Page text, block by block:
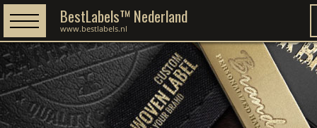
BestLabels™ Nederland
www.bestlabels.nl